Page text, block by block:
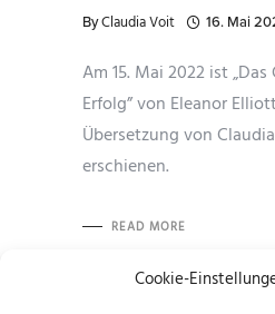
Cookie-
ByClaudia Voit 16. Mai
Am 15. Mai 2022 ist
Erfolg” von Eleanor
Übersetzung von
erschienen.
READ MORE